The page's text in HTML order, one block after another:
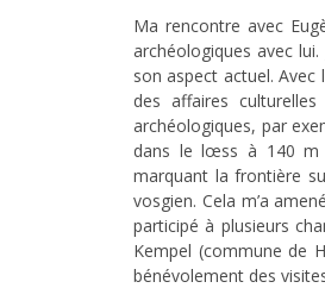
Ma rencontre avec
archéologiques avec
son aspect actuel. Avec
des affaires
archéologiques, par
dans le lœss à 140 m
marquant la frontière
vosgien. Cela m’a
participé à plusieurs
Kempel (commune de
bénévolement des